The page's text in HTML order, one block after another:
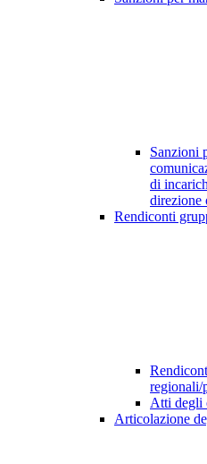
Sanzioni
di
direzione
Rendiconti
regionali/
Atti degli
Articolazione